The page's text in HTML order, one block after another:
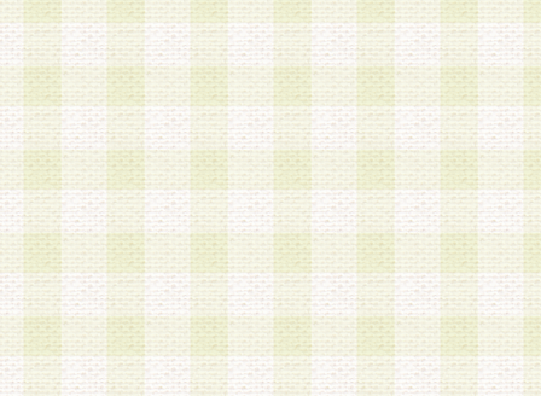
a.既に登録されている会員と同一のメールアドレ
録する場合
b.本サービスと同様のサービスを提供している企
業に従事していると思われる本人またはその家族
場合
c.その他当社が不適切と判断する場合
2.当社は、会員登録希望者を会員として承認する
した 場合、会員登録希望者による会員登録手続
による承認後の場合であっても、会員登録の取り
の抹消を、当社が適切と判 断する方法・手段に
とができるものとします。